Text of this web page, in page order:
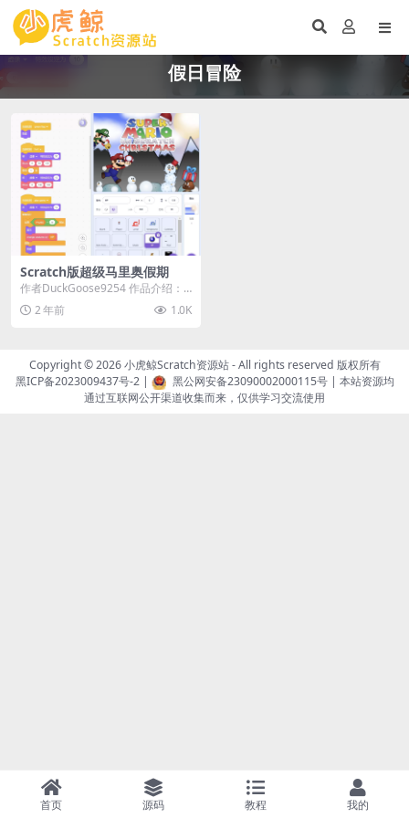
假日冒险
Scratch版超级马里奥假期
作者DuckGoose9254 作品介绍：
《Scratch版超级马里奥假期》是...
2 年前 1.0K
Copyright © 2026小虎鲸Scratch资源站- All rights reserved 版权所有
黑ICP备2023009437号-2| 黑公网安备23090002000115号| 本站资源均
通过互联网公开渠道收集而来，仅供学习交流使用
首页 源码 教程 我的